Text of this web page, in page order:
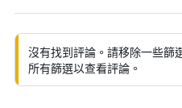
沒有找到評論。請移除一些篩
所有篩選以查看評論。